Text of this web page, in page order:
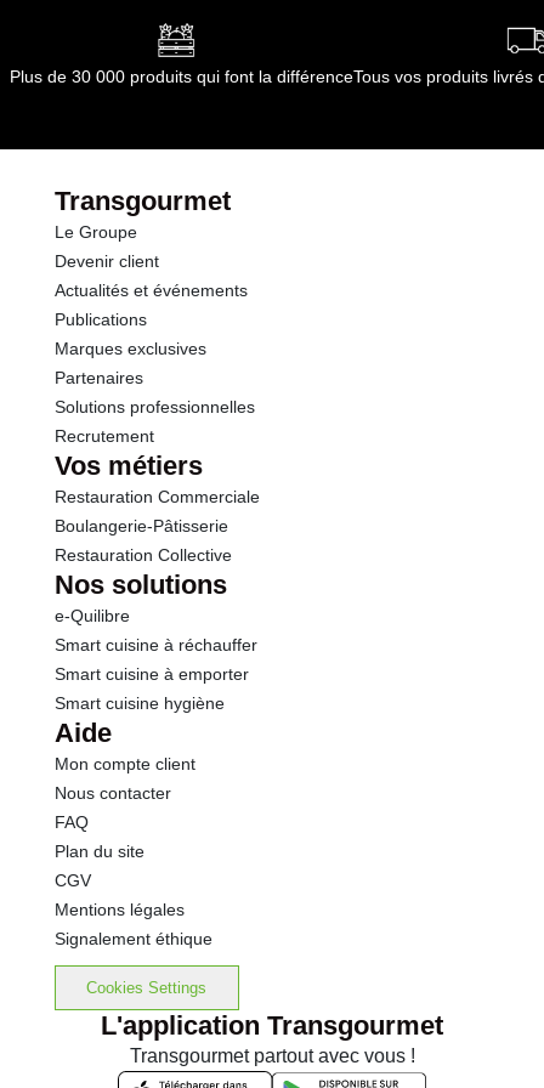
Glucides
Sel
Fer
Conformément aux informations transmises
par le(s) fournisseur(s) de Transgourmet
Plus de 30 000 produits qui font la différenceTous vos produits livrés
Transgourmet
Le Groupe
Devenir client
Actualités et événements
Publications
Marques exclusives
Partenaires
Solutions professionnelles
Recrutement
Vos métiers
Restauration Commerciale
Boulangerie-Pâtisserie
Restauration Collective
Nos solutions
e-Quilibre
Smart cuisine à réchauffer
Smart cuisine à emporter
Smart cuisine hygiène
Aide
Mon compte client
Nous contacter
FAQ
Plan du site
CGV
Mentions légales
Signalement éthique
Cookies Settings
L'application Transgourmet
Transgourmet partout avec vous !